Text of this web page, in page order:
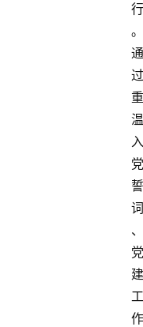
行
。
通
过
重
温
入
党
誓
词
、
党
建
工
作